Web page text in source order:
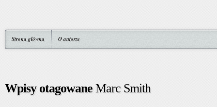
Strona główna O autorze
Wpisy otagowaneMarc Smith